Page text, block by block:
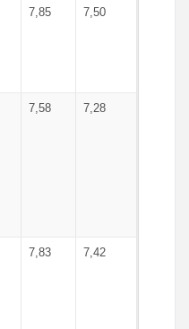
7,85 7,50
7,58 7,28
7,83 7,42